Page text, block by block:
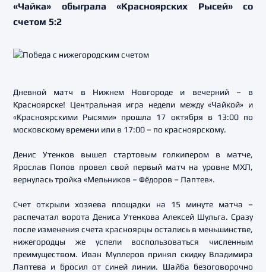
«Чайка» обыграла «Красноярских Рысей» со
счетом 5:2
Дневной матч в Нижнем Новгороде и вечерний – в
Красноярске! Центральная игра недели между «Чайкой» и
«Красноярскими Рысями» прошла 17 октября в 13:00 по
московскому времени или в 17:00 – по красноярскому.
Денис Утенков вышел стартовым голкипером в матче,
Ярослав Попов провел свой первый матч на уровне МХЛ,
вернулась тройка «Мельников – Фёдоров – Лаптев».
Счет открыли хозяева площадки на 15 минуте матча –
распечатал ворота Дениса Утенкова Алексей Шульга. Сразу
после изменения счета красноярцы остались в меньшинстве,
нижегородцы же успели воспользоваться численным
преимуществом. Иван Муллеров принял скидку Владимира
Лаптева и бросил от синей линии. Шайба безоговорочно